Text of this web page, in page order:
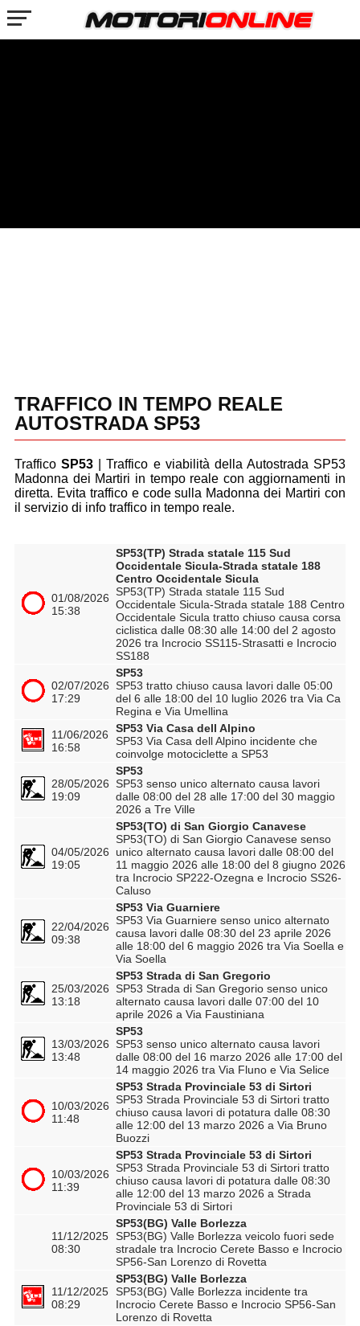
TRAFFICO IN TEMPO REALE
AUTOSTRADA SP53
TrafficoSP53 | Traffico e viabilità della Autostrada SP53
Madonna dei Martiri in tempo reale con aggiornamenti in
diretta. Evita traffico e code sulla Madonna dei Martiri con
il servizio di info traffico in tempo reale.
01/08/2026
15:38
SP53(TP) Strada statale 115 Sud
Occidentale Sicula-Strada statale 188
Centro Occidentale Sicula
SP53(TP) Strada statale 115 Sud
Occidentale Sicula-Strada statale 188 Centro
Occidentale Sicula tratto chiuso causa corsa
ciclistica dalle 08:30 alle 14:00 del 2 agosto
2026 tra Incrocio SS115-Strasatti e Incrocio
SS188
02/07/2026
17:29
SP53
SP53 tratto chiuso causa lavori dalle 05:00
del 6 alle 18:00 del 10 luglio 2026 tra Via Ca
Regina e Via Umellina
11/06/2026
16:58
SP53 Via Casa dell Alpino
SP53 Via Casa dell Alpino incidente che
coinvolge motociclette a SP53
28/05/2026
19:09
SP53
SP53 senso unico alternato causa lavori
dalle 08:00 del 28 alle 17:00 del 30 maggio
2026 a Tre Ville
04/05/2026
19:05
SP53(TO) di San Giorgio Canavese
SP53(TO) di San Giorgio Canavese senso
unico alternato causa lavori dalle 08:00 del
11 maggio 2026 alle 18:00 del 8 giugno 2026
tra Incrocio SP222-Ozegna e Incrocio SS26-
Caluso
22/04/2026
09:38
SP53 Via Guarniere
SP53 Via Guarniere senso unico alternato
causa lavori dalle 08:30 del 23 aprile 2026
alle 18:00 del 6 maggio 2026 tra Via Soella e
Via Soella
25/03/2026
13:18
SP53 Strada di San Gregorio
SP53 Strada di San Gregorio senso unico
alternato causa lavori dalle 07:00 del 10
aprile 2026 a Via Faustiniana
13/03/2026
13:48
SP53
SP53 senso unico alternato causa lavori
dalle 08:00 del 16 marzo 2026 alle 17:00 del
14 maggio 2026 tra Via Fluno e Via Selice
10/03/2026
11:48
SP53 Strada Provinciale 53 di Sirtori
SP53 Strada Provinciale 53 di Sirtori tratto
chiuso causa lavori di potatura dalle 08:30
alle 12:00 del 13 marzo 2026 a Via Bruno
Buozzi
10/03/2026
11:39
SP53 Strada Provinciale 53 di Sirtori
SP53 Strada Provinciale 53 di Sirtori tratto
chiuso causa lavori di potatura dalle 08:30
alle 12:00 del 13 marzo 2026 a Strada
Provinciale 53 di Sirtori
11/12/2025
08:30
SP53(BG) Valle Borlezza
SP53(BG) Valle Borlezza veicolo fuori sede
stradale tra Incrocio Cerete Basso e Incrocio
SP56-San Lorenzo di Rovetta
11/12/2025
08:29
SP53(BG) Valle Borlezza
SP53(BG) Valle Borlezza incidente tra
Incrocio Cerete Basso e Incrocio SP56-San
Lorenzo di Rovetta